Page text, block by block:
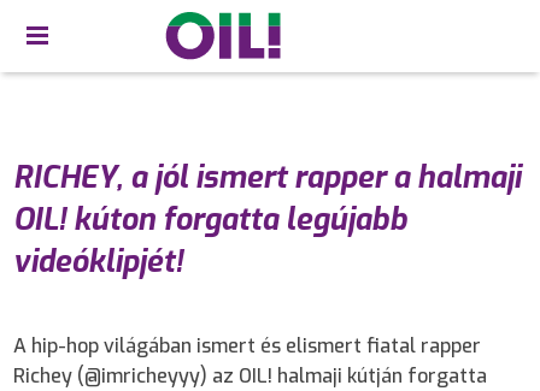
RICHEY, a jól ismert rapper a halmaji
OIL! kúton forgatta legújabb
videóklipjét!
A hip-hop világában ismert és elismert fiatal rapper
Richey (@imricheyyy) az OIL! halmaji kútján forgatta